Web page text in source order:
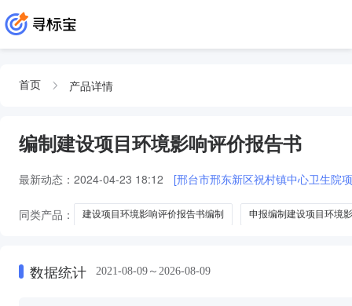
首页 产品详情
编制建设项目环境影响评价报告书
最新动态： 2024-04-23 18:12 [邢台市邢东新区祝村镇中心卫生院
同类产品： 建设项目环境影响评价报告书编制 申报编制建设项目环境
数据统计 2021-08-09～2026-08-09